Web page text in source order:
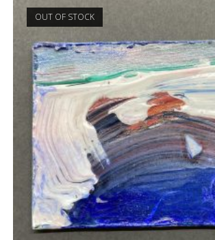
OUT OF STOCK